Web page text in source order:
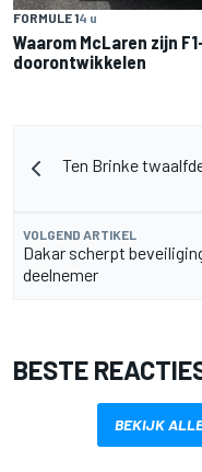
FORMULE 14 u
Waarom McLaren zijn
doorontwikkelen
Ten Brinke
VOLGEND ARTIKEL
Dakar scherpt
deelnemer
BESTE
BEKIJK